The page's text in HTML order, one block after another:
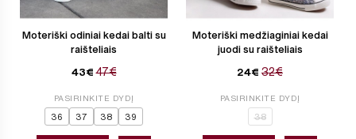
Moteriški odiniai kedai balti su
raišteliais
43€ 47€
PASIRINKITE DYDĮ
36 37 38 39
Moteriški medžiaginiai kedai
juodi su raišteliais
24€ 32€
PASIRINKITE DYDĮ
38